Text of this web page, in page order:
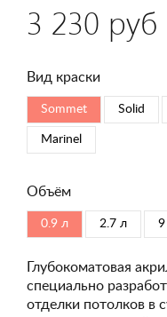
3 230 руб
Вид краски
Sommet Solid
Marinel
Объём
0.9 л 2.7 л 9
Глубокоматовая
специально
отделки потолков в